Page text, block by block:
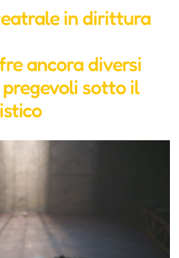
in dirittura
ancora diversi
sotto il